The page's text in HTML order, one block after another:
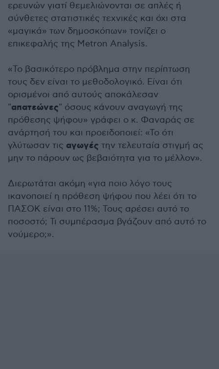
ερευνών γιατί θεμελιώνονται σε απλές ή
σύνθετες στατιστικές τεχνικές και όχι στα
«μαγικά» των δημοσκόπων» τονίζει ο
επικεφαλής της Metron Analysis.
«Το βασικότερο πρόβλημα στην περίπτωση
τους δεν είναι το μεθοδολογικό. Είναι ότι
ορισμένοι από αυτούς αποκάλεσαν
"απατεώνες" όσους κάνουν αναγωγή της
πρόθεσης ψήφου» γράφει ο κ. Φαναράς σε
ανάρτησή του και προειδοποιεί: «Το ότι
γλύτωσαν τις αγωγές την τελευταία στιγμή ας
μην το πάρουν ως βεβαιότητα για το μέλλον».
Διερωτάται ακόμη «για ποιο λόγο τους
ικανοποιεί η πρόθεση ψήφου που λέει ότι το
ΠΑΣΟΚ είναι στο 11%; Τους αρέσει αυτό το
ποσοστό; Τι συμπέρασμα βγάζουν από αυτό το
νούμερο;».